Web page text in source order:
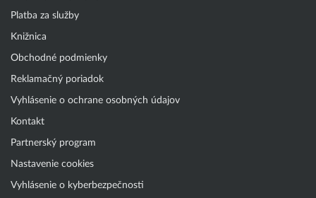
Platba za služby
Knižnica
Obchodné podmienky
Reklamačný poriadok
Vyhlásenie o ochrane osobných údajov
Kontakt
Partnerský program
Nastavenie cookies
Vyhlásenie o kyberbezpečnosti